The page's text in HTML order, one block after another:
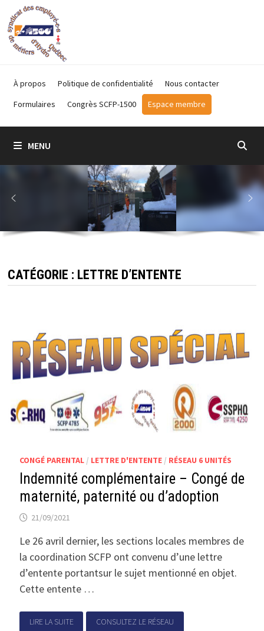
Passer
au
contenu
À propos Politique de confidentialité
Nous contacter
Formulaires
Congrès SCFP-1500 Espace membre
MENU
CATÉGORIE : LETTRE D’ENTENTE
CONGÉ PARENTAL/ LETTRE D'ENTENTE/ RÉSEAU 6 UNITÉS
Indemnité complémentaire – Congé de
maternité, paternité ou d’adoption
21/09/2021
Le 26 avril dernier, les sections locales membres de
la coordination SCFP ont convenu d’une lettre
d’entente portantsur le sujet mentionné en objet.
Cette entente …
LIRE LA SUITE CONSULTEZ LE RÉSEAU